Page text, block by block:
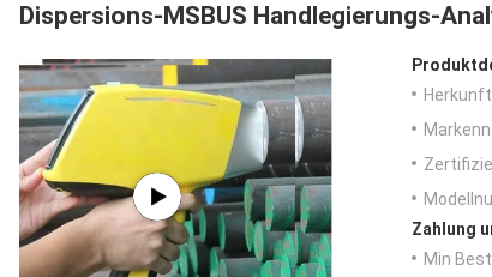
Dispersions-MSBUS Handlegierungs-
Zahlung
Min